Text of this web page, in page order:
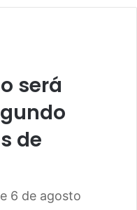
será
de
6 de agosto